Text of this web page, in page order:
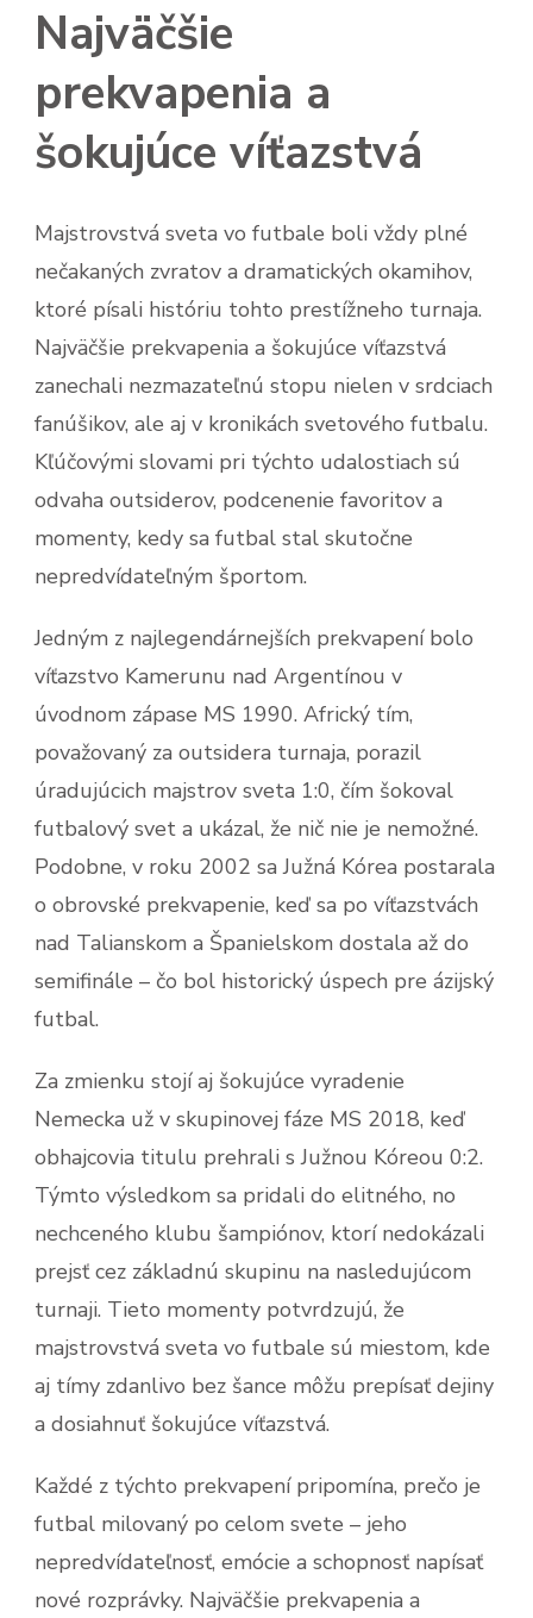
Najväčšie
prekvapenia a
šokujúce víťazstvá
Majstrovstvá sveta vo futbale boli vždy plné
nečakaných zvratov a dramatických okamihov,
ktoré písali históriu tohto prestížneho turnaja.
Najväčšie prekvapenia a šokujúce víťazstvá
zanechali nezmazateľnú stopu nielen v srdciach
fanúšikov, ale aj v kronikách svetového futbalu.
Kľúčovými slovami pri týchto udalostiach sú
odvaha outsiderov, podcenenie favoritov a
momenty, kedy sa futbal stal skutočne
nepredvídateľným športom.
Jedným z najlegendárnejších prekvapení bolo
víťazstvo Kamerunu nad Argentínou v
úvodnom zápase MS 1990. Africký tím,
považovaný za outsidera turnaja, porazil
úradujúcich majstrov sveta 1:0, čím šokoval
futbalový svet a ukázal, že nič nie je nemožné.
Podobne, v roku 2002 sa Južná Kórea postarala
o obrovské prekvapenie, keď sa po víťazstvách
nad Talianskom a Španielskom dostala až do
semifinále – čo bol historický úspech pre ázijský
futbal.
Za zmienku stojí aj šokujúce vyradenie
Nemecka už v skupinovej fáze MS 2018, keď
obhajcovia titulu prehrali s Južnou Kóreou 0:2.
Týmto výsledkom sa pridali do elitného, no
nechceného klubu šampiónov, ktorí nedokázali
prejsť cez základnú skupinu na nasledujúcom
turnaji. Tieto momenty potvrdzujú, že
majstrovstvá sveta vo futbale sú miestom, kde
aj tímy zdanlivo bez šance môžu prepísať dejiny
a dosiahnuť šokujúce víťazstvá.
Každé z týchto prekvapení pripomína, prečo je
futbal milovaný po celom svete – jeho
nepredvídateľnosť, emócie a schopnosť napísať
nové rozprávky. Najväčšie prekvapenia a